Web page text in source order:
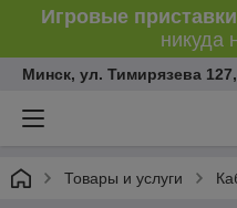
Игровые
никуда
Минск, ул. Тимирязева
Товары и услуги